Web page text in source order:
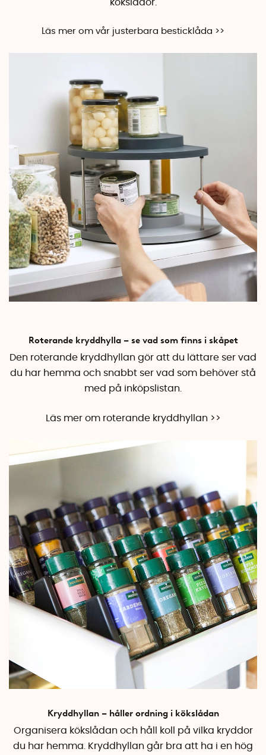
kökslådor.
Läs mer om vår justerbara besticklåda >>
Roterande kryddhylla – se vad som finns i skåpet
Den roterande kryddhyllan gör att du lättare ser vad
du har hemma och snabbt ser vad som behöver stå
med på inköpslistan.
Läs mer om roterande kryddhyllan >>
Kryddhyllan – håller ordning i kökslådan
Organisera kökslådan och håll koll på vilka kryddor
du har hemma. Kryddhyllan går bra att ha i en hög